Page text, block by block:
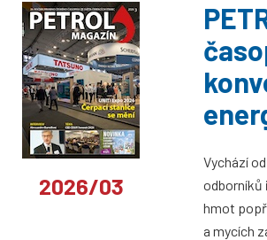
2026/03
Vychází
odborníků
hmot
a mycích